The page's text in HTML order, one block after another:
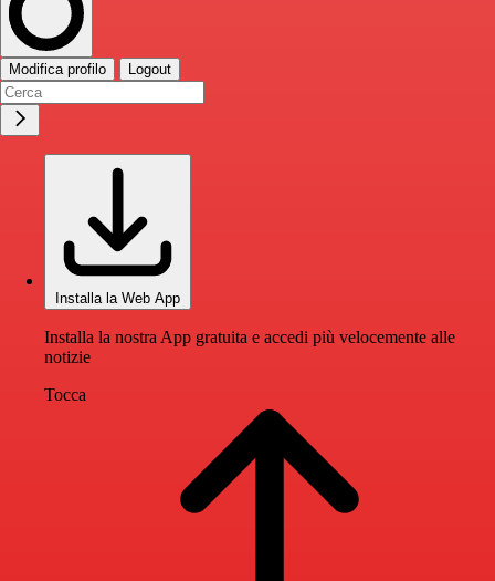
Modifica profilo Logout
Installa la Web App
Installa la nostra App gratuita e accedi più velocemente alle
notizie
Tocca